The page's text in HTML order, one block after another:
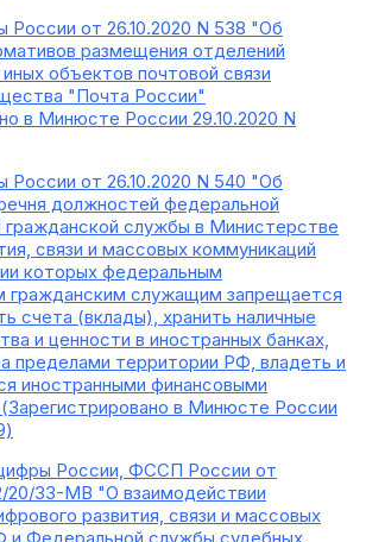
России от 26.10.2020 N 538 "Об
размещения отделений
объектов почтовой связи
"Почта России"
в Минюсте России 29.10.2020 N
России от 26.10.2020 N 540 "Об
должностей федеральной
гражданской службы в Министерстве
связи и массовых коммуникаций
которых федеральным
гражданским служащим запрещается
счета (вклады), хранить наличные
и ценности в иностранных банках,
пределами территории РФ, владеть и
иностранными финансовыми
в Минюсте России
России, ФССП России от
20/33-МВ "О взаимодействии
развития, связи и массовых